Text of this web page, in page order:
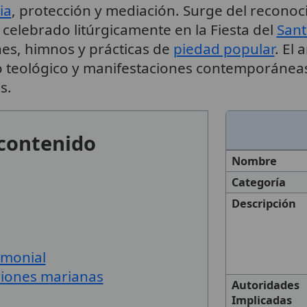
, protección y mediación. Surge del
litúrgicamente en la Fiesta del
himnos y prácticas de piedad popular. El
y manifestaciones
Nombre
Categoría
Descripción
Autoridades
Implicadas
marianas